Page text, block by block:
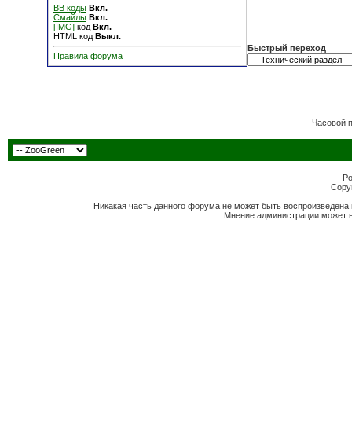
BB коды Вкл.
Смайлы Вкл.
[IMG] код Вкл.
HTML код Выкл.
Правила форума
Быстрый переход
Часовой
Никакая часть данного форума не может быть
Мнение администрации может